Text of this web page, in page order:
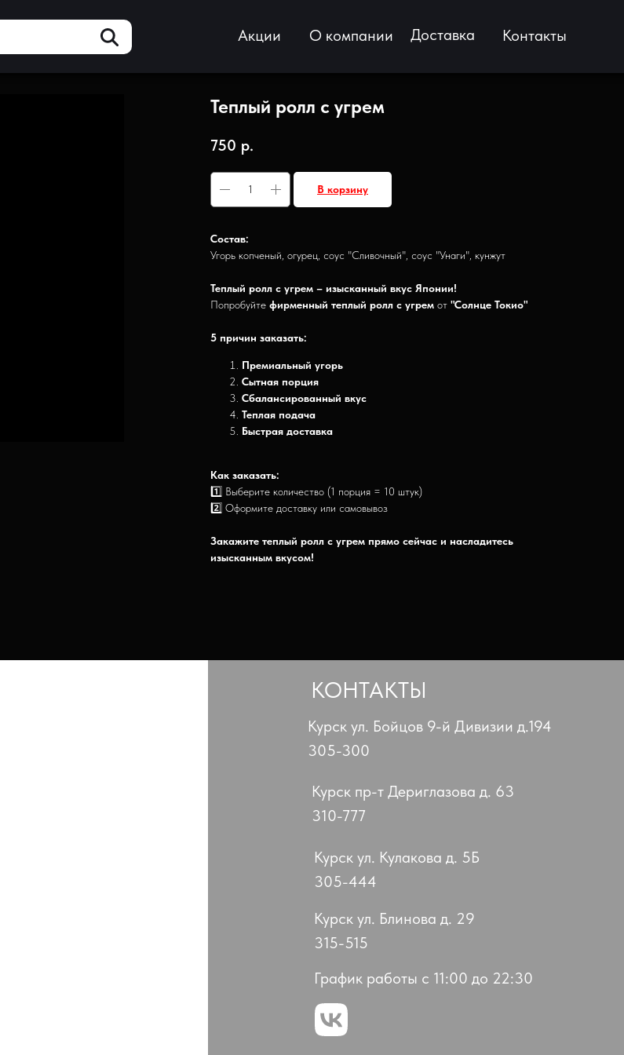
Контакты
Доставка
Акции О компании
Теплый ролл с угрем
750 р.
В корзину
Состав:
Угорь копченый, огурец, соус "Сливочный", соус "Унаги", кунжут
Теплый ролл с угрем – изысканный вкус Японии!
Попробуйте фирменный теплый ролл с угрем от "Солнце Токио"
5 причин заказать:
Премиальный угорь
Сытная порция
Сбалансированный вкус
Теплая подача
Быстрая доставка
Как заказать:
1️⃣ Выберите количество (1 порция = 10 штук)
2️⃣ Оформите доставку или самовывоз
Закажите теплый ролл с угрем прямо сейчас и насладитесь
изысканным вкусом!
КОНТАКТЫ
График работы с 11:00 до 22:30
Курск ул. Блинова д. 29
315-515
Курск ул. Кулакова д. 5Б
305-444
Курск пр-т Дериглазова д. 63
310-777
Курск ул. Бойцов 9-й Дивизии д.194
305-300